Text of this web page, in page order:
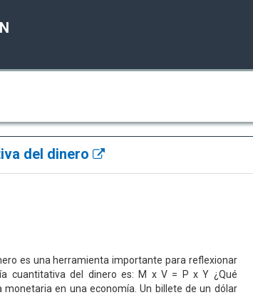
del dinero
es una herramienta importante para reflexionar
cuantitativa del dinero es: M x V = P x Y ¿Qué
en una economía. Un billete de un dólar